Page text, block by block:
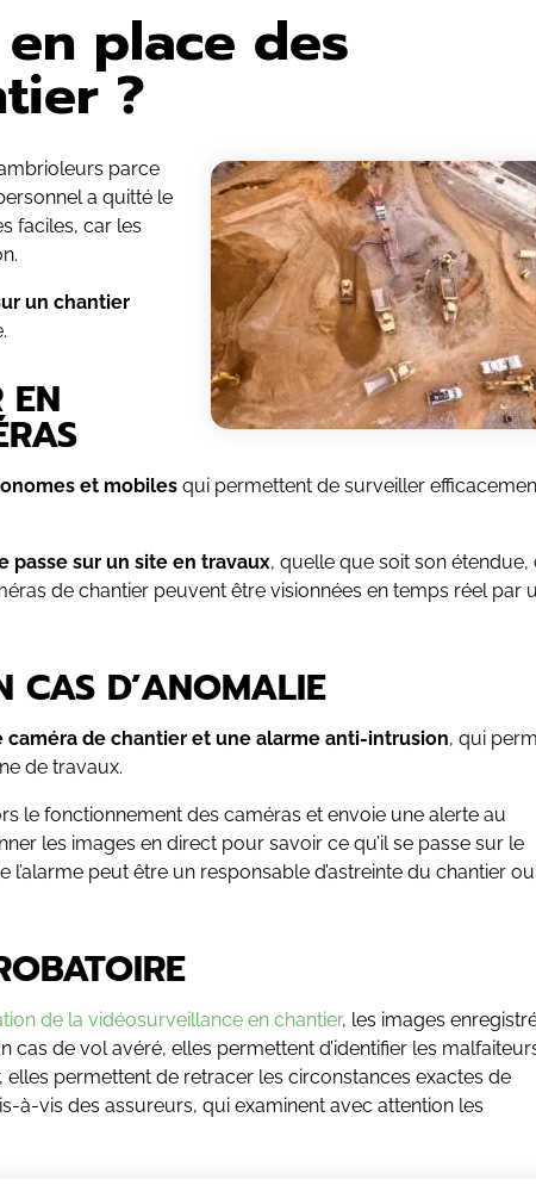
place des
?
parce
a quitté le
faciles, car les
un chantier
EN
et mobilesqui permettent de surveiller
sur un site en travaux, quelle que soit son étendue,
de chantier peuvent être visionnées en temps réel par
CAS D’ANOMALIE
caméra de chantier et une alarme anti-intrusion, qui
de travaux.
le fonctionnement des caméras et envoie une alerte au
les images en direct pour savoir ce qu’il se passe sur le
peut être un responsable d’astreinte du chantier ou
de la vidéosurveillance en chantier, les images
cas de vol avéré, elles permettent d’identifier les
elles permettent de retracer les circonstances exactes de
à-vis des assureurs, qui examinent avec attention les